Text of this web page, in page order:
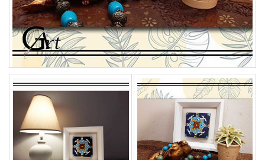
محصولات تازه رسیده
ورود به پنل تامین کنندگان
ورود به پنل همکاران فروش
سوالات متداول
درباره ما